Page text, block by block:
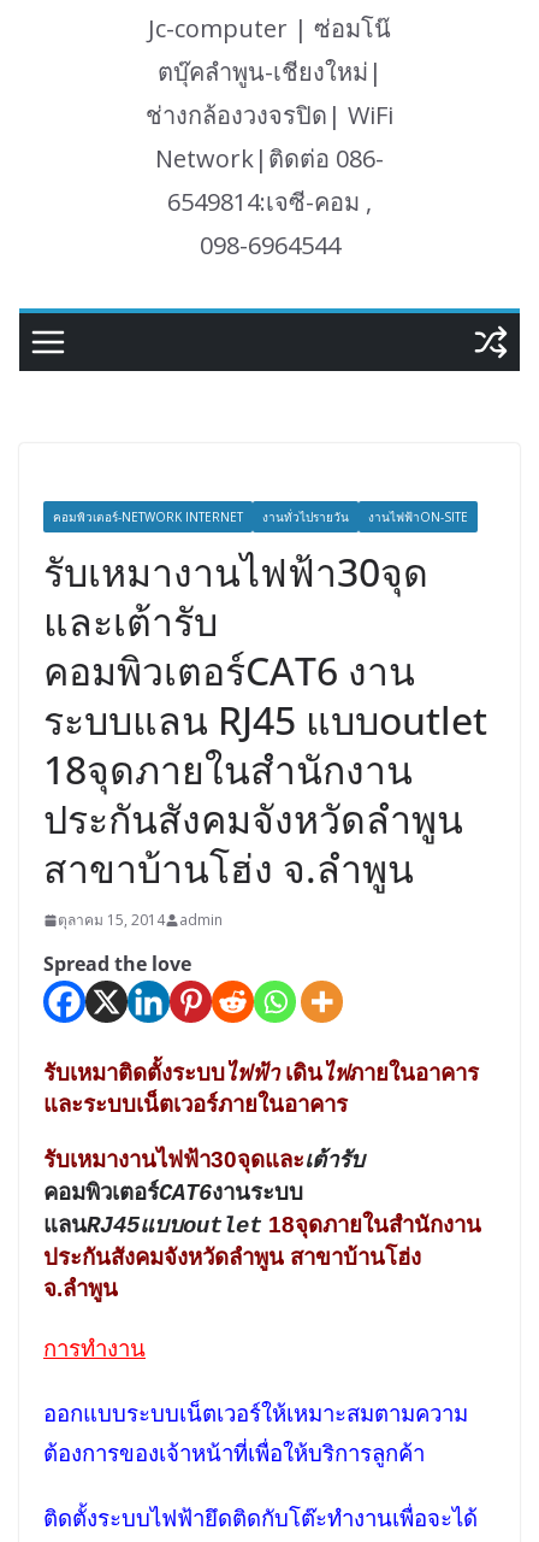
Jc-computer | ซ่อมโน๊
ตบุ๊คลำพูน-เชียงใหม่|
ช่างกล้องวงจรปิด| WiFi
Network|ติดต่อ 086-
6549814:เจซี-คอม ,
098-6964544
คอมพิวเตอร์-NETWORK INTERNET งานทั่วไปรายวัน งานไฟฟ้าON-SITE
รับเหมางานไฟฟ้า30จุด
และเต้ารับ
คอมพิวเตอร์CAT6 งาน
ระบบแลน RJ45 แบบoutlet
18จุดภายในสำนักงาน
ประกันสังคมจังหวัดลำพูน
สาขาบ้านโฮ่ง จ.ลำพูน
ตุลาคม 15, 2014 admin
Spread the love
รับเหมาติดตั้งระบบไฟฟ้าเดินไฟภายในอาคาร
และระบบเน็ตเวอร์ภายในอาคาร
รับเหมางานไฟฟ้า30จุดและเต้ารับ
คอมพิวเตอร์CAT6งานระบบ
แลนRJ45แบบoutlet 18จุดภายในสำนักงาน
ประกันสังคมจังหวัดลำพูน สาขาบ้านโฮ่ง
จ.ลำพูน
การทำงาน
ออกแบบระบบเน็ตเวอร์ให้เหมาะสมตามความ
ต้องการของเจ้าหน้าที่เพื่อให้บริการลูกค้า
ติดตั้งระบบไฟฟ้ายึดติดกับโต๊ะทำงานเพื่อจะได้